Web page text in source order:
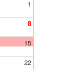
1
8
15
22